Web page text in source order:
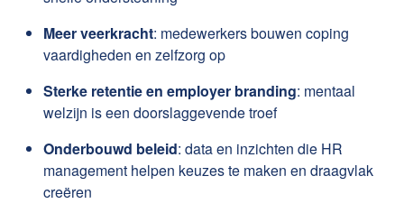
Meer veerkracht: medewerkers bouwen coping
vaardigheden en zelfzorg op
Sterke retentie en employer branding: mentaal
welzijn is een doorslaggevende troef
Onderbouwd beleid: data en inzichten die HR
management helpen keuzes te maken en draagvlak
creëren